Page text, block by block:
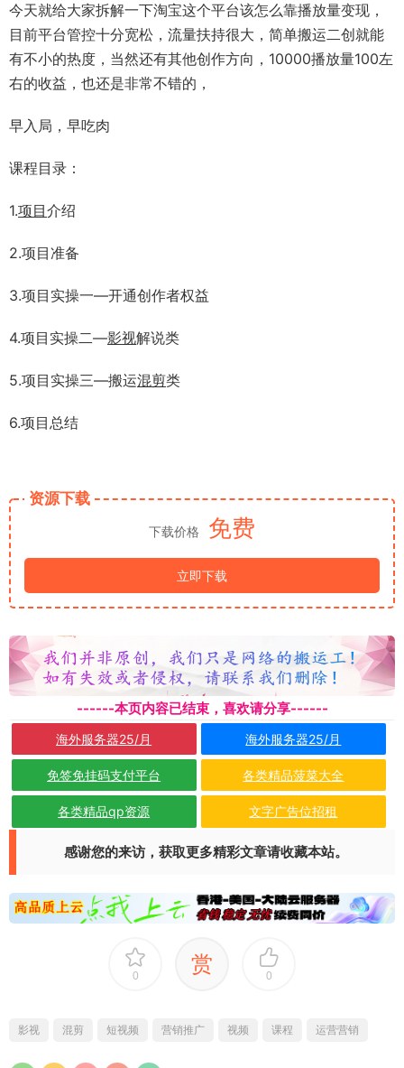
今天就给大家拆解一下淘宝这个平台该怎么靠播放量变现，
目前平台管控十分宽松，流量扶持很大，简单搬运二创就能
有不小的热度，当然还有其他创作方向，10000播放量100左
右的收益，也还是非常不错的，
早入局，早吃肉
课程目录：
1.项目介绍
2.项目准备
3.项目实操一—开通创作者权益
4.项目实操二—影视解说类
5.项目实操三—搬运混剪类
6.项目总结
资源下载
下载价格 免费
立即下载
------本页内容已结束，喜欢请分享------
海外服务器25/月 海外服务器25/月
免签免挂码支付平台 各类精品菠菜大全
各类精品qp资源 文字广告位招租
感谢您的来访，获取更多精彩文章请收藏本站。
0 赏 0
影视 混剪 短视频 营销推广 视频 课程 运营营销